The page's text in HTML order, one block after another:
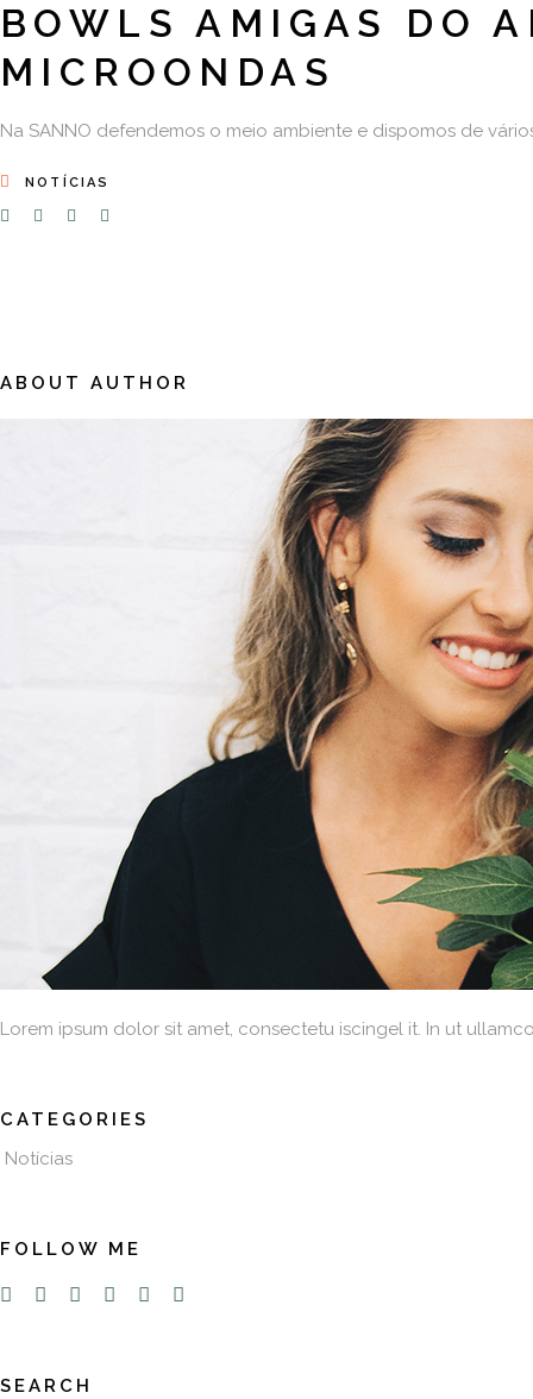
BOWLS AMIGAS DO
MICROONDAS
Na SANNO defendemos o meio ambiente e dispomos de
NOTÍCIAS
ABOUT AUTHOR
Lorem ipsum dolor sit amet, consectetu iscingel it. In ut
CATEGORIES
Notícias
FOLLOW ME
SEARCH